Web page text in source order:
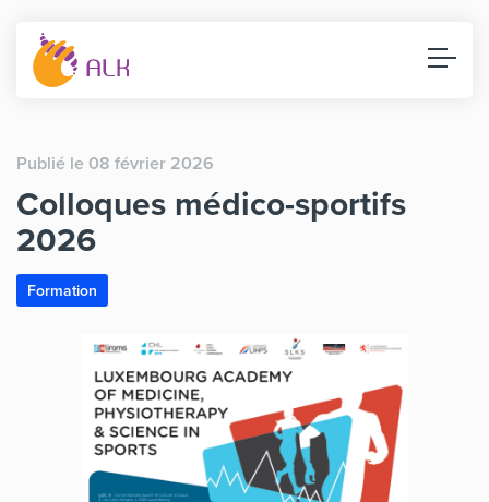
Publié le 08 février 2026
Colloques médico-sportifs
2026
Formation